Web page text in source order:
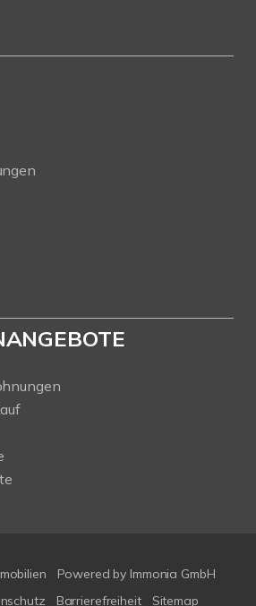
Powered by Immonia GmbH
Barrierefreiheit Sitemap